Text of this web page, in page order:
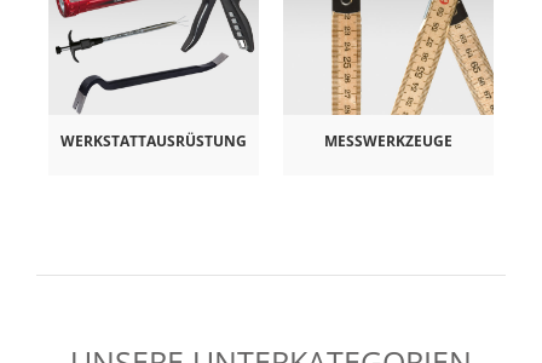
WERKSTATTAUSRÜSTUNG MESSWERKZEUGE